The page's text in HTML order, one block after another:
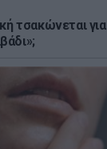
τσακώνεται για